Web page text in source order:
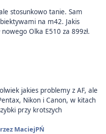
stosunkowo tanie. Sam
na m42. Jakis
Olka E510 za 899zł.
jakies problemy z AF, ale
Nikon i Canon, w kitach
przy krotszych
MaciejPŃ